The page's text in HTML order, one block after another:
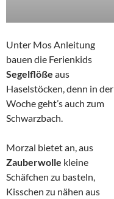
Unter Mos Anleitung
bauen die Ferienkids
Segelflöße aus
Haselstöcken, denn in der
Woche geht’s auch zum
Schwarzbach.
Morzal bietet an, aus
Zauberwolle kleine
Schäfchen zu basteln,
Kisschen zu nähen aus